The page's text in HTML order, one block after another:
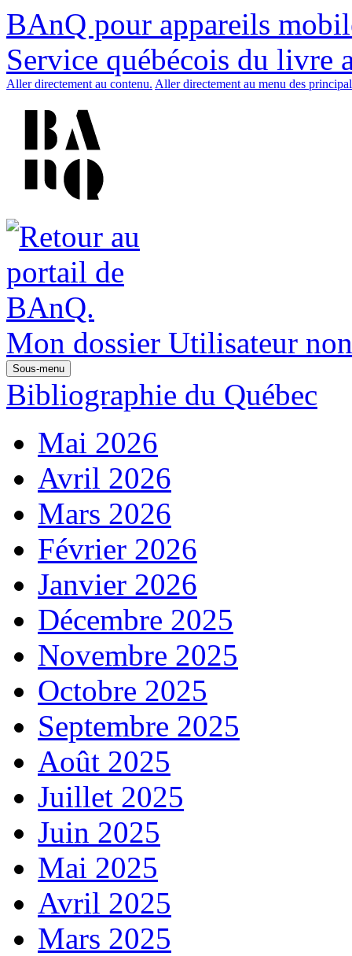
BAnQ pour appareils
Service québécois du livre
Aller directement au contenu. Aller directement au menu des
Mon dossier Utilisateur
Sous-menu
Bibliographie du Québec
Mai 2026
Avril 2026
Mars 2026
Février 2026
Janvier 2026
Décembre 2025
Novembre 2025
Octobre 2025
Septembre 2025
Août 2025
Juillet 2025
Juin 2025
Mai 2025
Avril 2025
Mars 2025